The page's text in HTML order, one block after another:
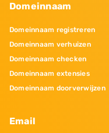
Domeinnaam
Domeinnaam registreren
Domeinnaam verhuizen
Domeinnaam checken
Domeinnaam extensies
Domeinnaam doorverwijzen
Email